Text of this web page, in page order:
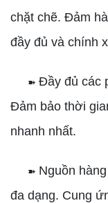
chặt chẽ. Đảm
đầy đủ và chính
➽ Đầy đủ các
Đảm bảo thời
nhanh nhất.
➽ Nguồn
đa dạng. Cung